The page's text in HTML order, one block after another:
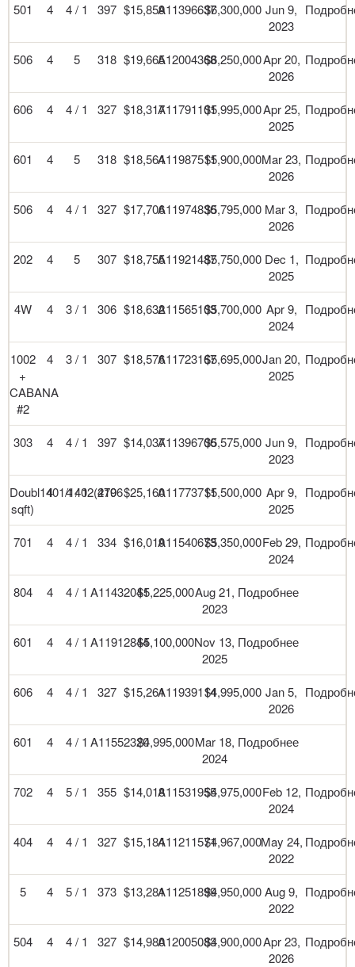
501 4 4 / 1 397 $15,859A11396637$6,300,000 Jun 9,
2023
506 4 5 318 $19,665A12004368$6,250,000Apr 20,
2026
606 4 4 / 1 327 $18,317A11791101$5,995,000Apr 25,
2025
601 4 5 318 $18,564A11987511$5,900,000Mar 23,
2026
506 4 4 / 1 327 $17,706A11974836$5,795,000 Mar 3,
2026
202 4 5 307 $18,755A11921487$5,750,000 Dec 1,
2025
4W 4 3 / 1 306 $18,632A11565103$5,700,000 Apr 9,
2024
1002
+
CABANA
#2
4 3 / 1 307 $18,576A11723167$5,695,000Jan 20,
2025
303 4 4 / 1 397 $14,037A11396706$5,575,000 Jun 9,
2023
Doubl1401/1402(4706
sqft)
4 4 / 1 219 $25,160A11773711$5,500,000 Apr 9,
2025
701 4 4 / 1 334 $16,019A11540673$5,350,000Feb 29,
2024
804 4 4 / 1 A11432041$5,225,000Aug 21,
2023
Подробнее
601 4 4 / 1 A11912844$5,100,000Nov 13,
2025
Подробнее
606 4 4 / 1 327 $15,261A11939114$4,995,000 Jan 5,
2026
601 4 4 / 1 A11552320$4,995,000Mar 18,
2024
Подробнее
702 4 5 / 1 355 $14,018A11531955$4,975,000Feb 12,
2024
404 4 4 / 1 327 $15,184A11211571$4,967,000May 24,
2022
5 4 5 / 1 373 $13,281A11251899$4,950,000 Aug 9,
2022
504 4 4 / 1 327 $14,980A12005083$4,900,000Apr 23,
2026